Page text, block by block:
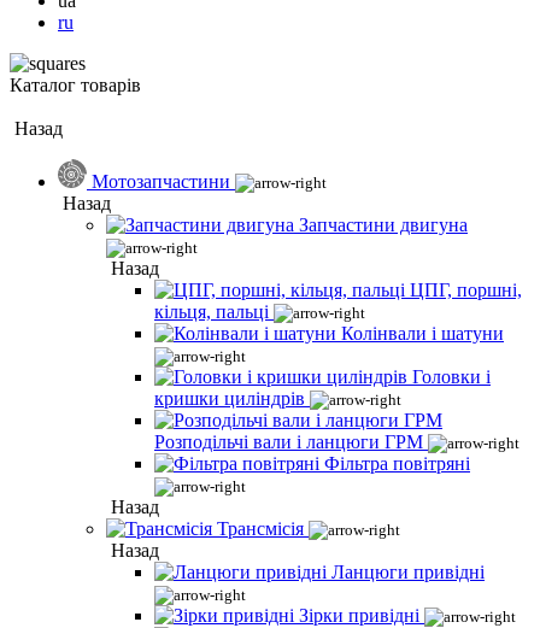
ru
Каталог товарів
Назад
Мотозапчастини
Назад
Запчастини двигуна
Назад
ЦПГ, поршні,
кільця, пальці
Колінвали і шатуни
Головки і
кришки циліндрів
Розподільчі вали і ланцюги ГРМ
Фільтра повітряні
Назад
Трансмісія
Назад
Ланцюги привідні
Зірки привідні